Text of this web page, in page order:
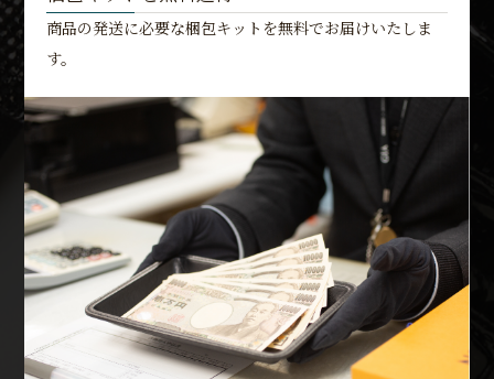
商品の発送に必要な梱包キットを無料でお届けいたしま
す。